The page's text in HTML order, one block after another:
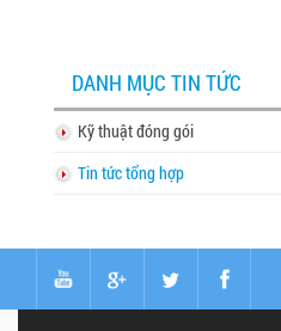
DANH MỤC TIN TỨC
Kỹ thuật đóng gói
Tin tức tổng hợp